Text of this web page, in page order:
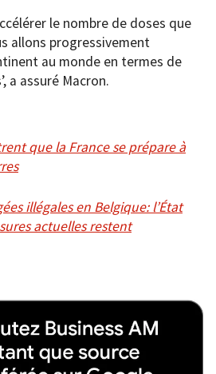
le nombre de doses que
allons progressivement
au monde en termes de
a assuré Macron.
que la France se prépare à
illégales en Belgique: l’État
actuelles restent